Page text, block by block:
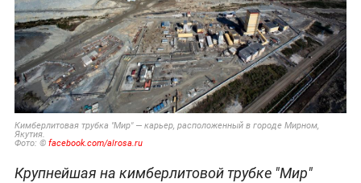
Кимберлитовая трубка "Мир" — карьер, расположенный в городе Мирном,
Якутия.
Фото: © facebook.com/alrosa.ru
Крупнейшая на кимберлитовой трубке "Мир"